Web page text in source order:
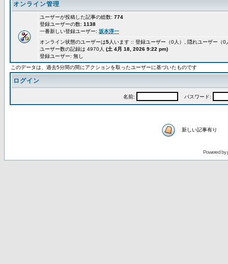
オンライン管理
ユーザーが投稿した記事の総数: 774
登録ユーザーの数: 1138
一番新しい登録ユーザー: 坂本淳一
オンライン状態のユーザーは5人います :: 登録ユーザー（0人）, 隠れユーザー
ユーザー数の記録は 4970人 (土 4月 18, 2026 9:22 pm)
登録ユーザー: 無し
このデータは、過去5分間の間にアクションを取ったユーザーに基づいたものです
ログイン
名前: パスワード:
新しい記事有り
Powered by